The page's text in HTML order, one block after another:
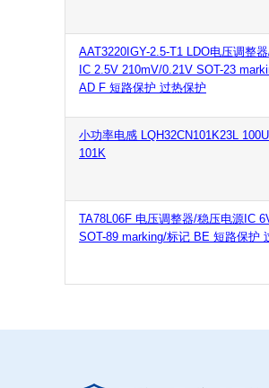
AAT3220IGY-2.5-T1 LDO电压调整
IC 2.5V 210mV/0.21V SOT-23
AD F 短路保护 过热保护
小功率电感 LQH32CN101K23L
101K
TA78L06F 电压调整器/稳压电源IC
SOT-89 marking/标记 BE 短路保护